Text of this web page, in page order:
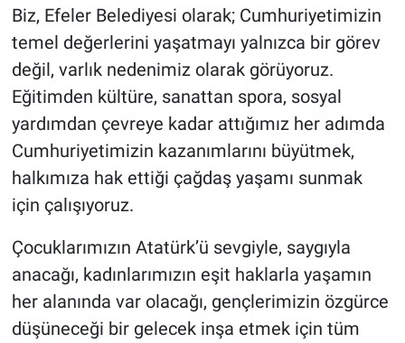
Biz, Efeler Belediyesi olarak; Cumhuriyetimizin
temel değerlerini yaşatmayı yalnızca bir görev
değil, varlık nedenimiz olarak görüyoruz.
Eğitimden kültüre, sanattan spora, sosyal
yardımdan çevreye kadar attığımız her adımda
Cumhuriyetimizin kazanımlarını büyütmek,
halkımıza hak ettiği çağdaş yaşamı sunmak
için çalışıyoruz.
Çocuklarımızın Atatürk’ü sevgiyle, saygıyla
anacağı, kadınlarımızın eşit haklarla yaşamın
her alanında var olacağı, gençlerimizin özgürce
düşüneceği bir gelecek inşa etmek için tüm